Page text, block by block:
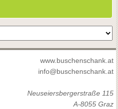
www.buschenschank.at
info@buschenschank.at
Neuseiersbergerstraße 115
A-8055 Graz